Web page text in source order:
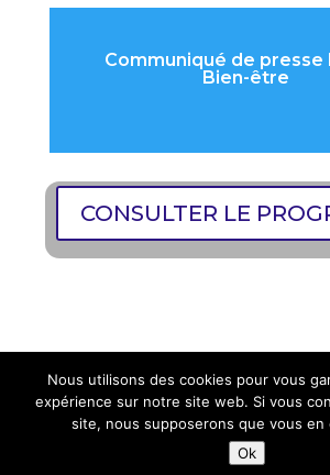
Communiqué de presse
Bien-être
CONSULTER LE
© 2010-2026 Club des Entreprises
bordeaux
Nous utilisons des cookies pour vous
expérience sur notre site web. Si vous
site, nous supposerons que vous en
Ok